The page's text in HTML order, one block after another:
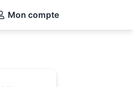
Mon compte